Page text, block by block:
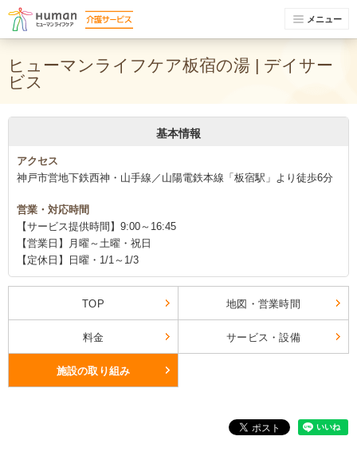
メニュー
ヒューマンライフケア板宿の湯 | デイサー
ビス
基本情報
アクセス
神戸市営地下鉄西神・山手線／山陽電鉄本線「板宿駅」より徒歩6分
営業・対応時間
【サービス提供時間】9:00～16:45
【営業日】月曜～土曜・祝日
【定休日】日曜・1/1～1/3
TOP 地図・営業時間
料金 サービス・設備
施設の取り組み